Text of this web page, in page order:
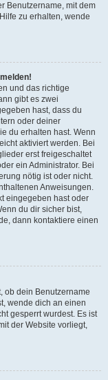
Benutzername, mit dem
zu erhalten, wende
und das richtige
gibt es zwei
hast, dass du
oder deiner
du erhalten hast. Wenn
aktiviert werden. Bei
erst freigeschaltet
ein Administrator. Bei
nötig ist oder nicht.
Anweisungen.
eingegeben hast oder
du dir sicher bist,
dann kontaktiere einen
ob dein Benutzername
wende dich an einen
gesperrt wurdest. Es ist
der Website vorliegt,